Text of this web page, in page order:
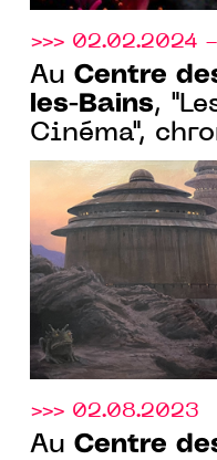
>>> 02.02.2024
Au Centre
les-Bains,
Cinéma",
spéciaux, du
mai 2024
>>> 02.08.2023
Au Centre